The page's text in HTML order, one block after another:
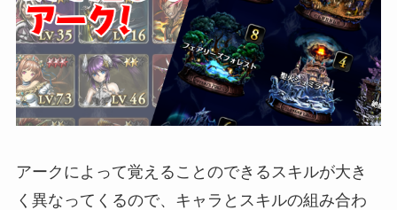
アークによって覚えることのできるスキルが大き
く異なってくるので、キャラとスキルの組み合わ